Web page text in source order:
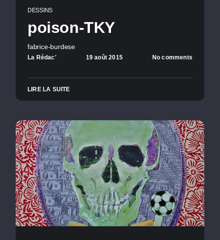
DESSINS
poison-TKY
fabrice-burdese
La Rédac' 19 août 2015 No comments
LIRE LA SUITE